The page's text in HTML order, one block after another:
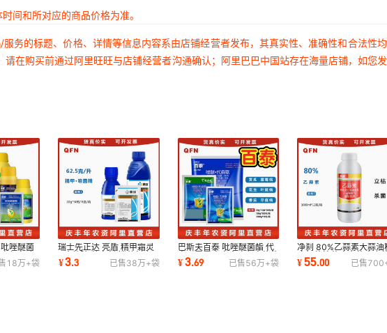
间和所对应的商品价格为准。
务的标题、价格、详情等信息内容系由店铺经营者发布，其真实性、准确性和合法性
在购买前通过阿里旺旺与店铺经营者沟通确认；阿里巴巴中国站存在海量店铺，如您
唑醚菌
斑病 农
18万+袋
瑞士先正达 亮盾 精甲霜灵
+咯菌腈 种衣剂 拌种剂农
药 10ml
¥3.3 已售38万+袋
巴斯夫百泰 吡唑醚菌酯 代
森联霜霉病疫病叶斑病蔬菜
农药杀菌剂
¥3.69 已售56万+袋
净刹 80%乙蒜素大蒜油
瘟细菌枯萎病青苔病农
菌剂l1000g 1kg
¥55.00 已售